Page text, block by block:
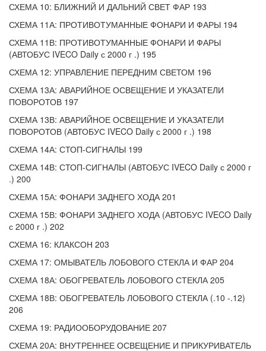
СХЕМА 10: БЛИЖНИЙ И ДАЛЬНИЙ СВЕТ ФАР 193
СХЕМА 11А: ПРОТИВОТУМАННЫЕ ФОНАРИ И ФАРЫ 194
СХЕМА 11В: ПРОТИВОТУМАННЫЕ ФОНАРИ И ФАРЫ
(АВТОБУС IVECO Daily с 2000 г .) 195
СХЕМА 12: УПРАВЛЕНИЕ ПЕРЕДНИМ СВЕТОМ 196
СХЕМА 13А: АВАРИЙНОЕ ОСВЕЩЕНИЕ И УКАЗАТЕЛИ
ПОВОРОТОВ 197
СХЕМА 13В: АВАРИЙНОЕ ОСВЕЩЕНИЕ И УКАЗАТЕЛИ
ПОВОРОТОВ (АВТОБУС IVECO Daily с 2000 г .) 198
СХЕМА 14А: СТОП-СИГНАЛЫ 199
СХЕМА 14В: СТОП-СИГНАЛЫ (АВТОБУС IVECO Daily с 2000 г
.) 200
СХЕМА 15А: ФОНАРИ ЗАДНЕГО ХОДА 201
СХЕМА 15В: ФОНАРИ ЗАДНЕГО ХОДА (АВТОБУС IVECO Daily
с 2000 г .) 202
СХЕМА 16: КЛАКСОН 203
СХЕМА 17: ОМЫВАТЕЛЬ ЛОБОВОГО СТЕКЛА И ФАР 204
СХЕМА 18А: ОБОГРЕВАТЕЛЬ ЛОБОВОГО СТЕКЛА 205
СХЕМА 18В: ОБОГРЕВАТЕЛЬ ЛОБОВОГО СТЕКЛА (.10 -.12)
206
СХЕМА 19: РАДИООБОРУДОВАНИЕ 207
СХЕМА 20А: ВНУТРЕННЕЕ ОСВЕЩЕНИЕ И ПРИКУРИВАТЕЛЬ